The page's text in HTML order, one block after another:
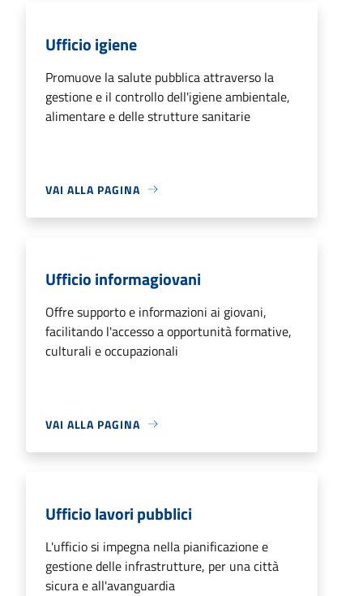
Ufficio igiene
Promuove la salute pubblica attraverso la
gestione e il controllo dell'igiene ambientale,
alimentare e delle strutture sanitarie
VAI ALLA PAGINA
Ufficio informagiovani
Offre supporto e informazioni ai giovani,
facilitando l'accesso a opportunità formative,
culturali e occupazionali
VAI ALLA PAGINA
Ufficio lavori pubblici
L'ufficio si impegna nella pianificazione e
gestione delle infrastrutture, per una città
sicura e all'avanguardia